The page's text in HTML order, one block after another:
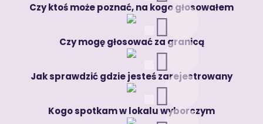
Czy ktoś może poznać, na kogo głosowałem
Czy mogę głosować za granicą
Jak sprawdzić gdzie jesteś zarejestrowany
Kogo spotkam w lokalu wyborczym